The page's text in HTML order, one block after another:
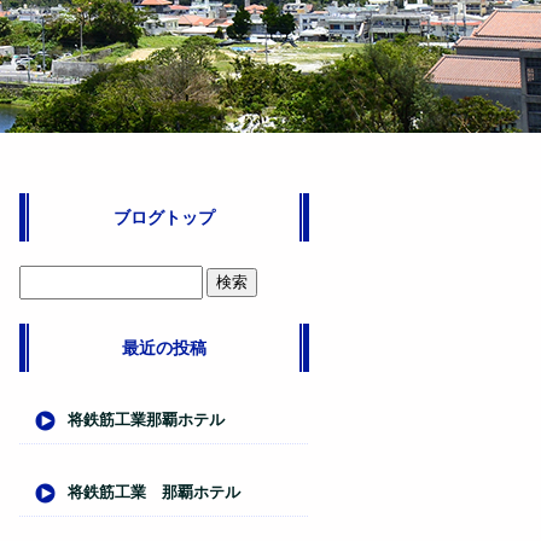
ブログトップ
最近の投稿
将鉄筋工業那覇ホテル
将鉄筋工業 那覇ホテル